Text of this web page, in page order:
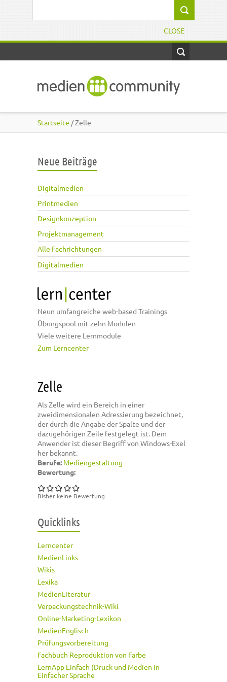
CLOSE
Startseite / Zelle
Neue Beiträge
Digitalmedien
Printmedien
Designkonzeption
Projektmanagement
Alle Fachrichtungen
Digitalmedien
Neun umfangreiche web-based Trainings
Übungspool mit zehn Modulen
Viele weitere Lernmodule
Zum Lerncenter
Zelle
Als Zelle wird ein Bereich in einer
zweidimensionalen Adressierung bezeichnet,
der durch die Angabe der Spalte und der
dazugehörigen Zeile festgelegt ist. Dem
Anwender ist dieser Begriff von Windows-Exel
her bekannt.
Berufe: Mediengestaltung
Bewertung:
Bisher keine Bewertung
Quicklinks
Lerncenter
MedienLinks
Wikis
Lexika
MedienLiteratur
Verpackungstechnik-Wiki
Online-Marketing-Lexikon
MedienEnglisch
Prüfungsvorbereitung
Fachbuch Reproduktion von Farbe
LernApp Einfach (Druck und Medien in
Einfacher Sprache